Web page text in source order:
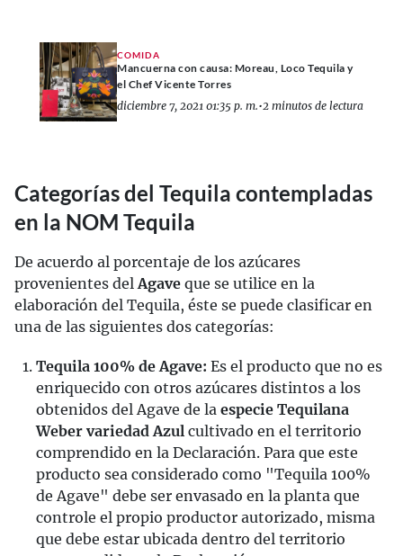
COMIDA
Mancuerna con causa: Moreau, Loco Tequila y
el Chef Vicente Torres
diciembre 7, 2021 01:35 p. m.•2 minutos de lectura
Categorías del Tequila contempladas
en la NOM Tequila
De acuerdo al porcentaje de los azúcares
provenientes delAgave que se utilice en la
elaboración del Tequila, éste se puede clasificar en
una de las siguientes dos categorías:
Tequila 100% de Agave: Es el producto que no es
enriquecido con otros azúcares distintos a los
obtenidos del Agave de la especie Tequilana
Weber variedad Azul cultivado en el territorio
comprendido en la Declaración. Para que este
producto sea considerado como "Tequila 100%
de Agave" debe ser envasado en la planta que
controle el propio productor autorizado, misma
que debe estar ubicada dentro del territorio